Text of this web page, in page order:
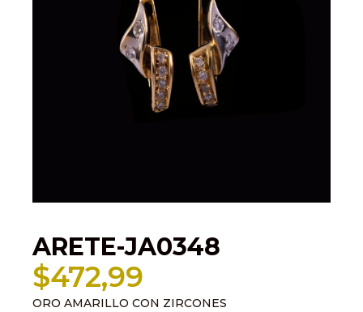
ARETE-JA0348
$472,99
ORO AMARILLO CON ZIRCONES